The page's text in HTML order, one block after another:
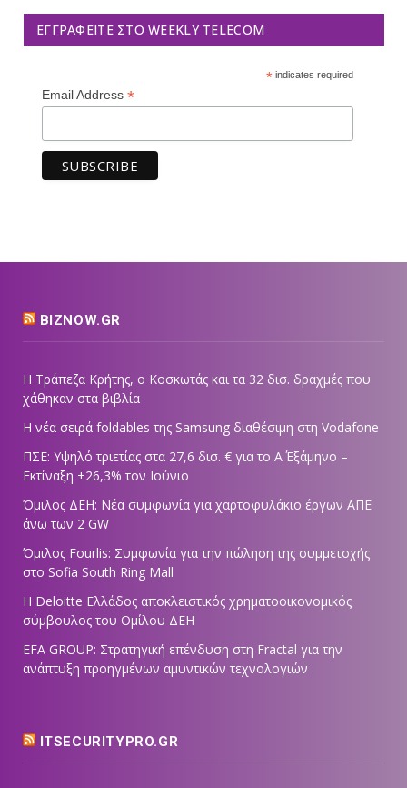
ΕΓΓΡΑΦΕΊΤΕ ΣΤΟ WEEKLY TELECOM
*indicates required
Email Address *
BIZNOW.GR
Η Τράπεζα Κρήτης, ο Κοσκωτάς και τα 32 δισ. δραχμές που
χάθηκαν στα βιβλία
Η νέα σειρά foldables της Samsung διαθέσιμη στη Vodafone
ΠΣΕ: Υψηλό τριετίας στα 27,6 δισ. € για το Α΄ Εξάμηνο –
Εκτίναξη +26,3% τον Ιούνιο
Όμιλος ΔΕΗ: Νέα συμφωνία για χαρτοφυλάκιο έργων ΑΠΕ
άνω των 2 GW
Όμιλος Fourlis: Συμφωνία για την πώληση της συμμετοχής
στο Sofia South Ring Mall
Η Deloitte Ελλάδος αποκλειστικός χρηματοοικονομικός
σύμβουλος του Ομίλου ΔΕΗ
EFA GROUP: Στρατηγική επένδυση στη Fractal για την
ανάπτυξη προηγμένων αμυντικών τεχνολογιών
ITSECURITYPRO.GR